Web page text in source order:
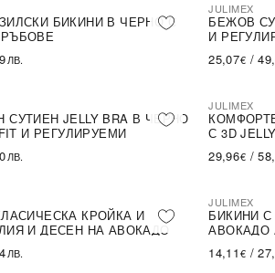
БИКИНИ В ЧЕРНО С
ЛВ.
JULIMEX
БЕЖОВ
И
25,07€ /
JELLY BRA В ЧЕРНО
И РЕГУЛИРУЕМИ
ЛВ.
JULIMEX
С 3D
29,96€ /
БРОЙКА
КРОЙКА И
И ДЕСЕН НА АВОКАДО
CLASSIC
ЛВ.
JULIMEX
БИКИНИ
АВОКАДО
14,11€ /